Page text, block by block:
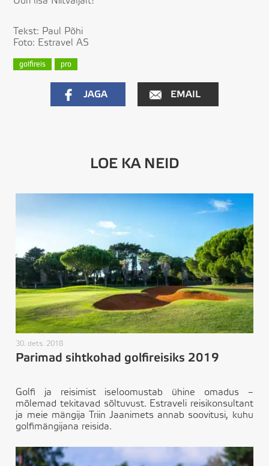
Tekst: Paul Põhi
Foto: Estravel AS
golfireis pro
JAGA EMAIL
LOE KA NEID
30. dets. 2018
Parimad sihtkohad golfireisiks 2019
Golfi ja reisimist iseloomustab ühine omadus –
mõlemad tekitavad sõltuvust. Estraveli reisikonsultant
ja meie mängija Triin Jaanimets annab soovitusi, kuhu
golfimängijana reisida.